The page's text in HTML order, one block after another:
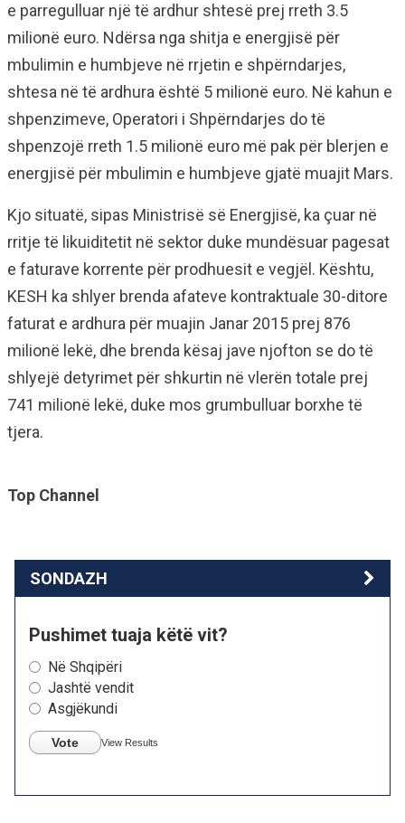
e parregulluar një të ardhur shtesë prej rreth 3.5
milionë euro. Ndërsa nga shitja e energjisë për
mbulimin e humbjeve në rrjetin e shpërndarjes,
shtesa në të ardhura është 5 milionë euro. Në kahun e
shpenzimeve, Operatori i Shpërndarjes do të
shpenzojë rreth 1.5 milionë euro më pak për blerjen e
energjisë për mbulimin e humbjeve gjatë muajit Mars.
Kjo situatë, sipas Ministrisë së Energjisë, ka çuar në
rritje të likuiditetit në sektor duke mundësuar pagesat
e faturave korrente për prodhuesit e vegjël. Kështu,
KESH ka shlyer brenda afateve kontraktuale 30-ditore
faturat e ardhura për muajin Janar 2015 prej 876
milionë lekë, dhe brenda kësaj jave njofton se do të
shlyejë detyrimet për shkurtin në vlerën totale prej
741 milionë lekë, duke mos grumbulluar borxhe të
tjera.
Top Channel
SONDAZH
Pushimet tuaja këtë vit?
Në Shqipëri
Jashtë vendit
Asgjëkundi
Vote View Results